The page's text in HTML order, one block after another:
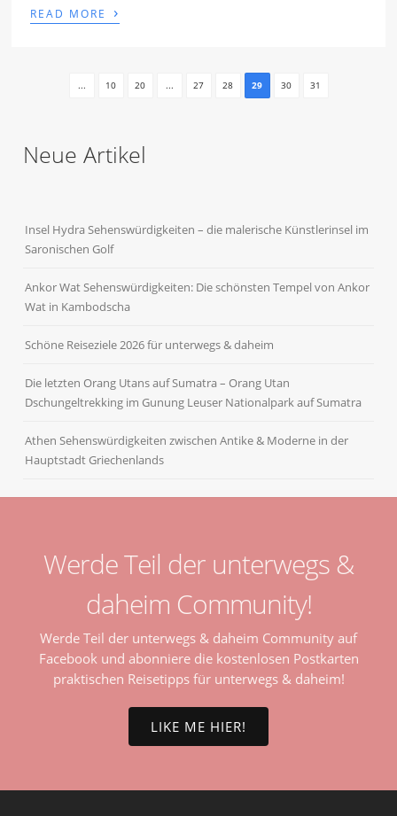
READ MORE ›
... 10 20 ... 27 28 29 30 31
Neue Artikel
Insel Hydra Sehenswürdigkeiten – die malerische Künstlerinsel im
Saronischen Golf
Ankor Wat Sehenswürdigkeiten: Die schönsten Tempel von Ankor
Wat in Kambodscha
Schöne Reiseziele 2026 für unterwegs & daheim
Die letzten Orang Utans auf Sumatra – Orang Utan
Dschungeltrekking im Gunung Leuser Nationalpark auf Sumatra
Athen Sehenswürdigkeiten zwischen Antike & Moderne in der
Hauptstadt Griechenlands
Werde Teil der unterwegs &
daheim Community!
Werde Teil der unterwegs & daheim Community auf
Facebook und abonniere die kostenlosen Postkarten
praktischen Reisetipps für unterwegs & daheim!
LIKE ME HIER!